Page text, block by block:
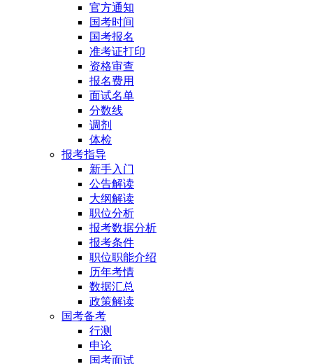
官方通知
国考时间
国考报名
准考证打印
资格审查
报名费用
面试名单
分数线
调剂
体检
报考指导
新手入门
公告解读
大纲解读
职位分析
报考数据分析
报考条件
职位职能介绍
历年考情
数据汇总
政策解读
国考备考
行测
申论
国考面试